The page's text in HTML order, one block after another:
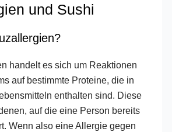
und Sushi
handelt es sich um Reaktionen
auf bestimmte Proteine, die in
enthalten sind. Diese
auf die eine Person bereits
Wenn also eine Allergie gegen